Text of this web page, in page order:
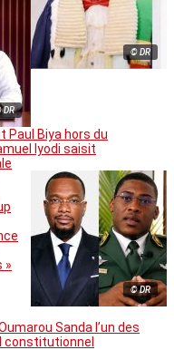
© DR
DR
Paul Biya hors du
Iyodi saisit
© DR
»
Sanda l’un des
constitutionnel